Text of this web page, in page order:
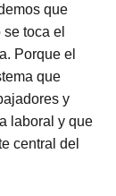
que
toca el
Porque el
que
y
laboral y que
central del